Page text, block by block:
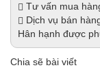
Tư vấn mua
Dịch vụ bán
Hân hạnh được
Chia sẽ bài viết